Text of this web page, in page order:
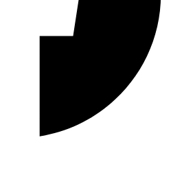
týždni zabezpečuje skupina č. 9,
a úsilie.